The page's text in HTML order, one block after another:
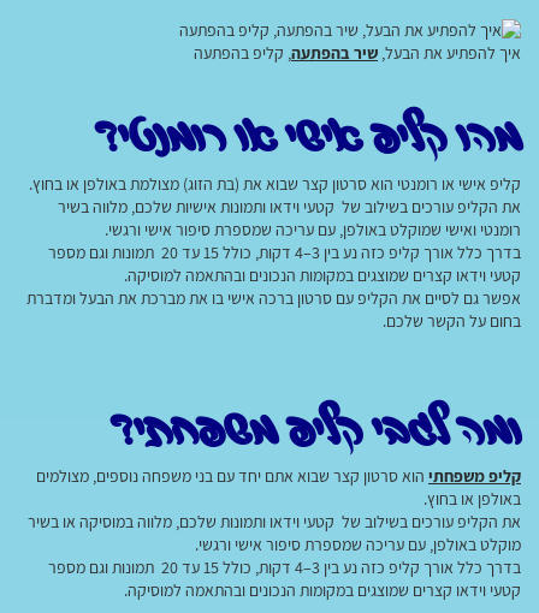
איך להפתיע את הבעל, שיר בהפתעה, קליפ בהפתעה
מהו קליפ אישי או רומנטי?
קליפ אישי או רומנטי הוא סרטון קצר שבוא את (בת הזוג) מצולמת באולפן או בחוץ.
את הקליפ עורכים בשילוב של קטעי וידאו ותמונות אישיות שלכם, מלווה בשיר
רומנטי ואישי שמוקלט באולפן, עם עריכה שמספרת סיפור אישי ורגשי.
בדרך כלל אורך קליפ כזה נע בין 3–4 דקות, כולל 15 עד 20 תמונות וגם מספר
קטעי וידאו קצרים שמוצגים במקומות הנכונים ובהתאמה למוסיקה.
אפשר גם לסיים את הקליפ עם סרטון ברכה אישי בו את מברכת את הבעל ומדברת
בחום על הקשר שלכם.
ומה לגבי קליפ משפחתי?
קליפ משפחתי הוא סרטון קצר שבוא אתם יחד עם בני משפחה נוספים, מצולמים
באולפן או בחוץ.
את הקליפ עורכים בשילוב של קטעי וידאו ותמונות שלכם, מלווה במוסיקה או בשיר
מוקלט באולפן, עם עריכה שמספרת סיפור אישי ורגשי.
בדרך כלל אורך קליפ כזה נע בין 3–4 דקות, כולל 15 עד 20 תמונות וגם מספר
קטעי וידאו קצרים שמוצגים במקומות הנכונים ובהתאמה למוסיקה.